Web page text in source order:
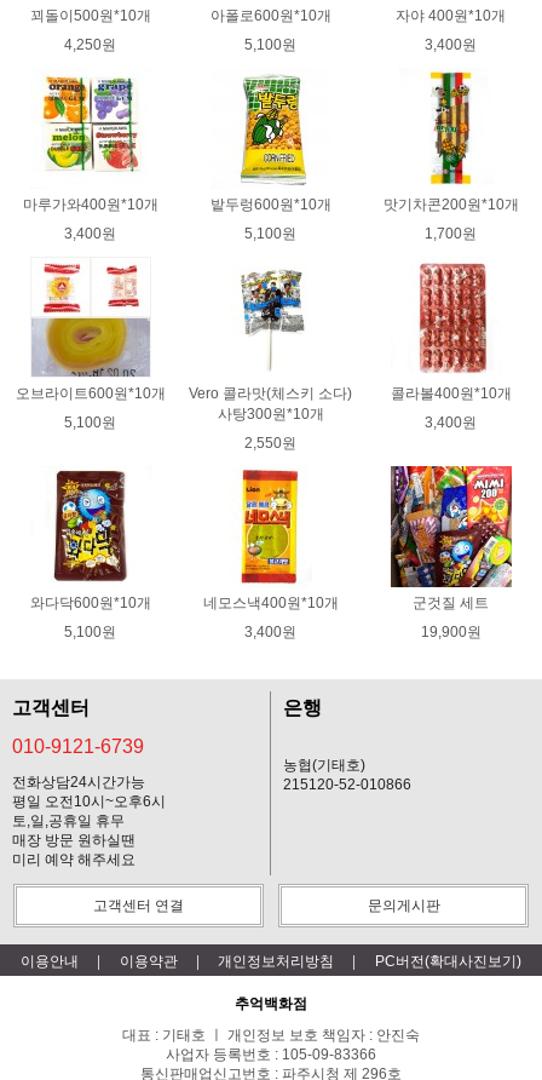
꾀돌이500원*10개
4,250원
아폴로600원*10개
5,100원
자야 400원*10개
3,400원
마루가와400원*10개
3,400원
밭두렁600원*10개
5,100원
맛기차콘200원*10개
1,700원
오브라이트600원*10개
5,100원
Vero 콜라맛(체스키 소다)
사탕300원*10개
2,550원
콜라볼400원*10개
3,400원
와다닥600원*10개
5,100원
네모스낵400원*10개
3,400원
군것질 세트
19,900원
고객센터
010-9121-6739
전화상담24시간가능
평일 오전10시~오후6시
토,일,공휴일 휴무
매장 방문 원하실땐
미리 예약 해주세요
은행
농협(기태호)
215120-52-010866
고객센터 연결 문의게시판
이용안내 이용약관 개인정보처리방침 PC버전(확대사진보기)
추억백화점
대표 : 기태호 ㅣ 개인정보 보호 책임자 : 안진숙
사업자 등록번호 : 105-09-83366
통신판매업신고번호 : 파주시청 제 296호